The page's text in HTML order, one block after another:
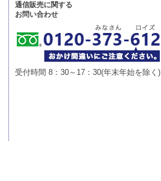
通信販売に関する
お問い合わせ
受付時間 8：30～17：30(年末年始を除く)